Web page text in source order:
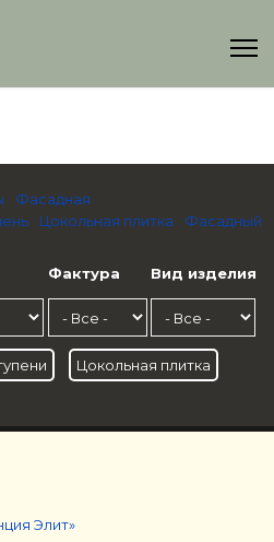
Фасадная
Цокольная плитка
Фасадный
Фактура Вид изделия
Цокольная плитка